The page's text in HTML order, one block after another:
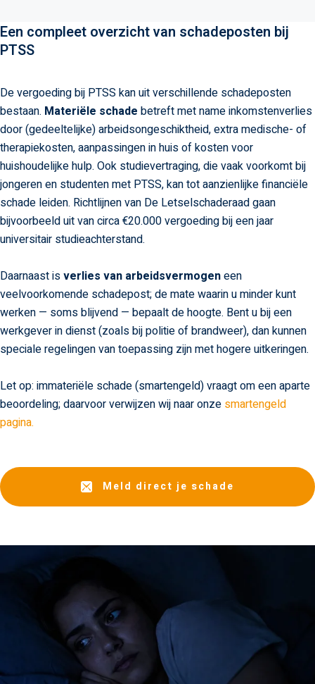
Een compleet overzicht van schadeposten bij
PTSS
De vergoeding bij PTSS kan uit verschillende schadeposten
bestaan. Materiële schade betreft met name inkomstenverlies
door (gedeeltelijke) arbeidsongeschiktheid, extra medische- of
therapiekosten, aanpassingen in huis of kosten voor
huishoudelijke hulp. Ook studievertraging, die vaak voorkomt bij
jongeren en studenten met PTSS, kan tot aanzienlijke financiële
schade leiden. Richtlijnen van De Letselschaderaad gaan
bijvoorbeeld uit van circa €20.000 vergoeding bij een jaar
universitair studieachterstand.
Daarnaast isverlies van arbeidsvermogeneen
veelvoorkomende schadepost; de mate waarin u minder kunt
werken — soms blijvend — bepaalt de hoogte. Bent u bij een
werkgever in dienst (zoals bij politie of brandweer), dan kunnen
speciale regelingen van toepassing zijn met hogere uitkeringen.
Let op: immateriële schade (smartengeld) vraagt om een aparte
beoordeling; daarvoor verwijzen wij naar onze smartengeld
pagina.
Meld direct je schade